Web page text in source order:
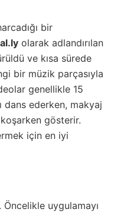
bir
olarak adlandırılan
ve kısa sürede
bir müzik parçasıyla
genellikle 15
dans ederken, makyaj
gösterir.
için en iyi
uygulamayı